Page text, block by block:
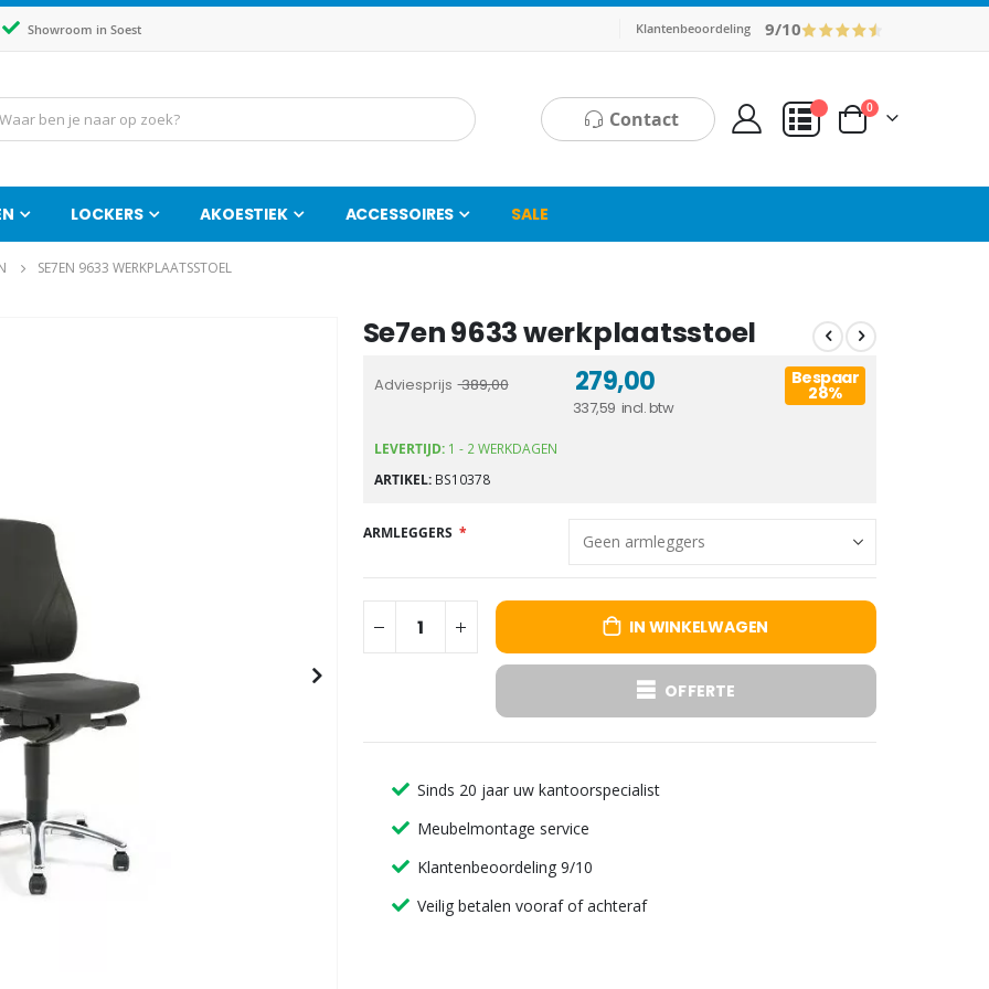
Showroom in Soest Klantenbeoordeling 9/10
Contact Cart
0producten
LOCKERS AKOESTIEK ACCESSOIRES SALE
SE7EN 9633 WERKPLAATSSTOEL
afbeeldingen-
Se7en 9633 werkplaatsstoel
Adviesprijs 389,00
337,59
279,00 Bespaar
28%
LEVERTIJD: 1 - 2 WERKDAGEN
ARTIKEL BS10378
ARMLEGGERS
IN WINKELWAGEN
OFFERTE
Sinds 20 jaar uw kantoorspecialist
Meubelmontage service
Klantenbeoordeling 9/10
Veilig betalen vooraf of achteraf